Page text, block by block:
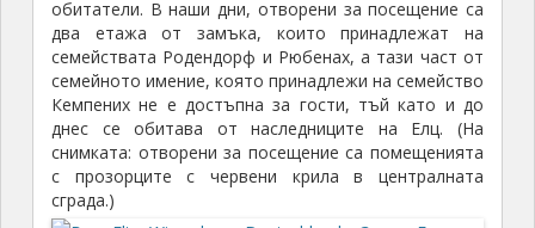
Замък
Елц край
Виршем,
Германия